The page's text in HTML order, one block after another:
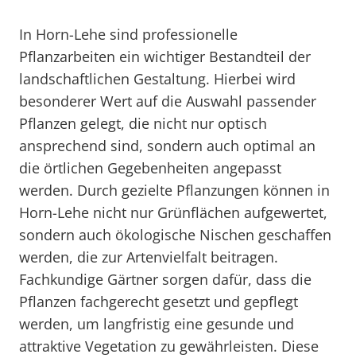
In Horn-Lehe sind professionelle
Pflanzarbeiten ein wichtiger Bestandteil der
landschaftlichen Gestaltung. Hierbei wird
besonderer Wert auf die Auswahl passender
Pflanzen gelegt, die nicht nur optisch
ansprechend sind, sondern auch optimal an
die örtlichen Gegebenheiten angepasst
werden. Durch gezielte Pflanzungen können in
Horn-Lehe nicht nur Grünflächen aufgewertet,
sondern auch ökologische Nischen geschaffen
werden, die zur Artenvielfalt beitragen.
Fachkundige Gärtner sorgen dafür, dass die
Pflanzen fachgerecht gesetzt und gepflegt
werden, um langfristig eine gesunde und
attraktive Vegetation zu gewährleisten. Diese